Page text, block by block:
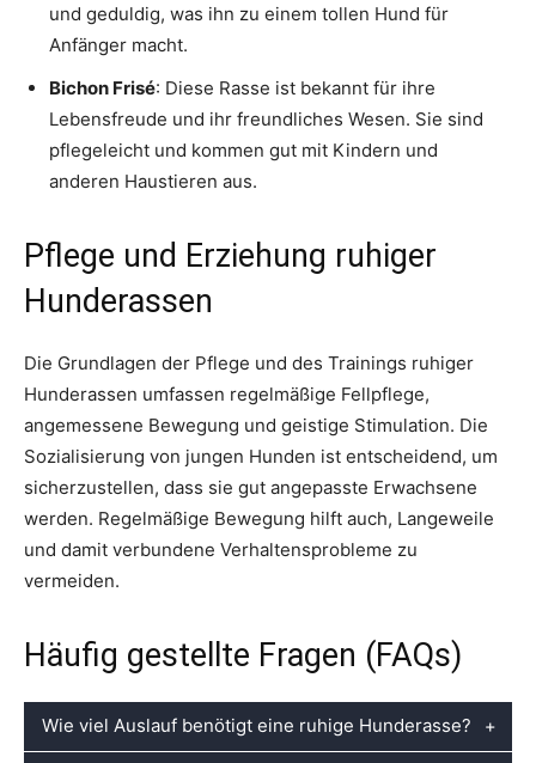
und geduldig, was ihn zu einem tollen Hund für
Anfänger macht.
Bichon Frisé: Diese Rasse ist bekannt für ihre
Lebensfreude und ihr freundliches Wesen. Sie sind
pflegeleicht und kommen gut mit Kindern und
anderen Haustieren aus.
Pflege und Erziehung ruhiger
Hunderassen
Die Grundlagen der Pflege und des Trainings ruhiger
Hunderassen umfassen regelmäßige Fellpflege,
angemessene Bewegung und geistige Stimulation. Die
Sozialisierung von jungen Hunden ist entscheidend, um
sicherzustellen, dass sie gut angepasste Erwachsene
werden. Regelmäßige Bewegung hilft auch, Langeweile
und damit verbundene Verhaltensprobleme zu
vermeiden.
Häufig gestellte Fragen (FAQs)
Wie viel Auslauf benötigt eine ruhige Hunderasse?